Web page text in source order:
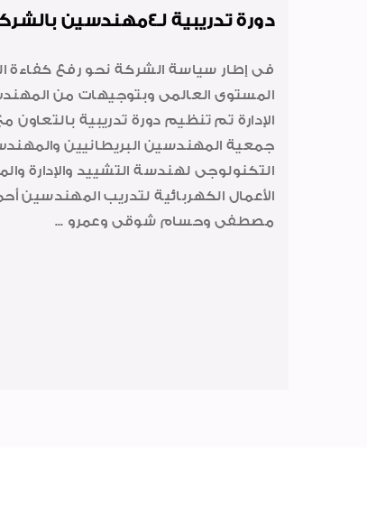
دورة تدريبية لـ4مهندسين بالشركة بانجلترا
فى إطار سياسة الشركة نحو رفع كفاءة
المستوى العالمى وبتوجيهات من
الإدارة تم تنظيم دورة تدريبية
جمعية المهندسين البريطانيين
التكنولوجى لهندسة التشييد والإدارة
الأعمال الكهربائية لتدريب المهندسين
مصطفى وحسام شوقى وعمرو ...